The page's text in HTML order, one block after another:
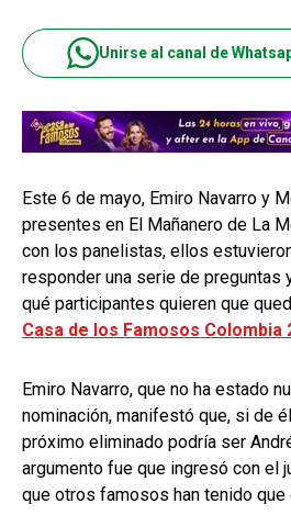
Unirse al canal de
Este 6 de mayo, Emiro Navarro y
presentes en El Mañanero de La
con los panelistas, ellos
responder una serie de preguntas
qué participantes quieren que
Casa de los Famosos Colombia
Emiro Navarro, que no ha estado
nominación, manifestó que, si de
próximo eliminado podría ser
argumento fue que ingresó con el
que otros famosos han tenido que